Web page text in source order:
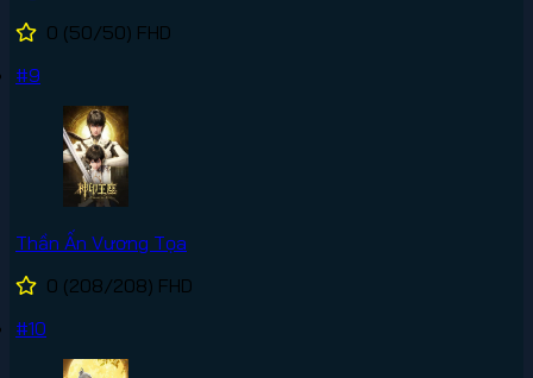
0 (50/50) FHD
#9
Thần Ấn Vương Tọa
0 (208/208) FHD
#10